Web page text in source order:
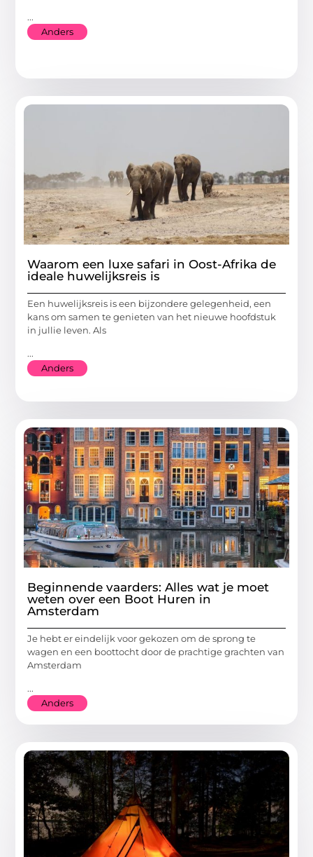
...
Anders
Waarom een luxe safari in Oost-Afrika de
ideale huwelijksreis is
Een huwelijksreis is een bijzondere gelegenheid, een
kans om samen te genieten van het nieuwe hoofdstuk
in jullie leven. Als
...
Anders
Beginnende vaarders: Alles wat je moet
weten over een Boot Huren in
Amsterdam
Je hebt er eindelijk voor gekozen om de sprong te
wagen en een boottocht door de prachtige grachten van
Amsterdam
...
Anders